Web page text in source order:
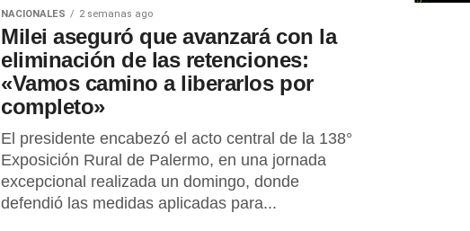
NACIONALES 2 semanas ago
Milei aseguró que avanzará con la
eliminación de las retenciones:
«Vamos camino a liberarlos por
completo»
El presidente encabezó el acto central de la 138°
Exposición Rural de Palermo, en una jornada
excepcional realizada un domingo, donde
defendió las medidas aplicadas para...